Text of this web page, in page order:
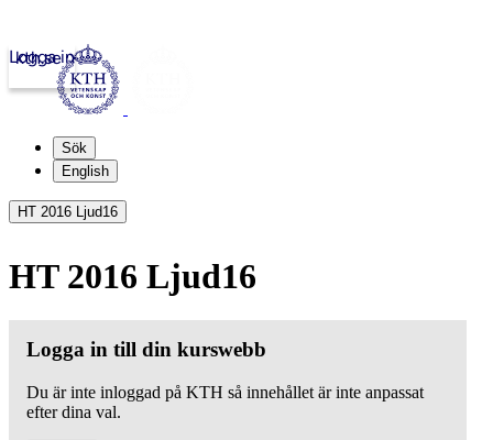
kth.se
Logga in
Sök
English
HT 2016 Ljud16
HT 2016 Ljud16
Logga in till din kurswebb
Du är inte inloggad på KTH så innehållet är inte anpassat
efter dina val.